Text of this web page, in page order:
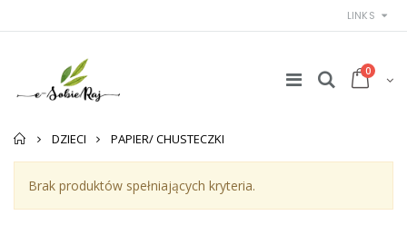
LINKS
0
Strona
główna
DZIECI PAPIER/ CHUSTECZKI
Brak produktów spełniających kryteria.